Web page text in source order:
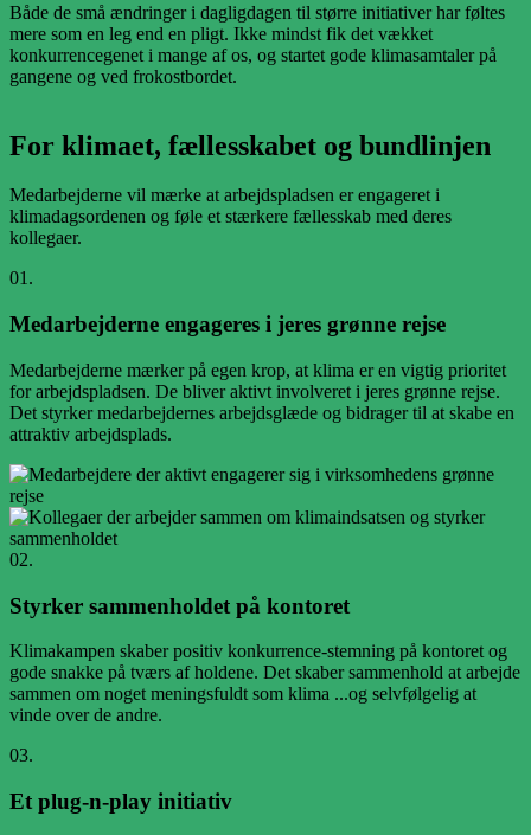
Både de små ændringer i dagligdagen til større initiativer har føltes
mere som en leg end en pligt. Ikke mindst fik det vækket
konkurrencegenet i mange af os, og startet gode klimasamtaler på
gangene og ved frokostbordet.
For klimaet, fællesskabet og bundlinjen
Medarbejderne vil mærke at arbejdspladsen er engageret i
klimadagsordenen og føle et stærkere fællesskab med deres
kollegaer.
01.
Medarbejderne engageres i jeres grønne rejse
Medarbejderne mærker på egen krop, at klima er en vigtig prioritet
for arbejdspladsen. De bliver aktivt involveret i jeres grønne rejse.
Det styrker medarbejdernes arbejdsglæde og bidrager til at skabe en
attraktiv arbejdsplads.
02.
Styrker sammenholdet på kontoret
Klimakampen skaber positiv konkurrence-stemning på kontoret og
gode snakke på tværs af holdene. Det skaber sammenhold at arbejde
sammen om noget meningsfuldt som klima ...og selvfølgelig at
vinde over de andre.
03.
Et plug-n-play initiativ